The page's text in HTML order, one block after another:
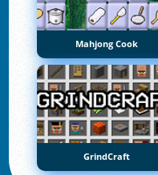
Mahjong Cook
GrindCraft